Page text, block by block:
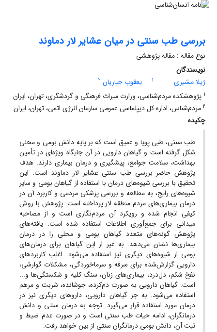
بررسی طب سنتی در میان عشایر لار دماوند
نوع مقاله : مقاله پژوهشی
نویسندگان
ژیلا مشیری
1 یعقوب جباریان 2
1 پژوهشکده مردم‌شناسی، وزارت میراث فرهنگی و گردشگری، تهران، ایران
2 مردم‌شناس، اداره کل دیپلماسی عمومی سازمان انرژی اتمی، تهران، ایران
چکیده
طب سنتی، طبی پویا و عمیق است که بر پایه دانش بومی و محلی
شکل گرفته است و گیاهان دارویی در آن جایگاه ویژه‌ای در تأمین
بهداشت، سلامت جوامع، پیشگیری و درمان بیماری دارند. هدف
پژوهش حاضر بررسی طب سنتی عشایر لار دماوند است. این
تحقیق با بررسی شیوه‌های درمان با استفاده از گیاهان بومی و سایر
شیوه‌های رایج، به مطالعه و بررسی پزشکی مردمی و کاربرد آن در
درمان بیماری‌های مردم منطقه لار پرداخته است. پژوهش با روش
کیفی انجام شده و رویکرد آن مردم‌نگاری است و از مصاحبه
میدانی برای جمع‌آوری اطلاعات استفاده شده است. یافته‌های
پژوهش گونه‌های متعدد گیاهان بومی و محلی را در درمان
بیماری‌ها نشان می‌دهد. به غیر از این گیاهان برای درمان‌های
بومی از شیوه‌های دیگری نیز استفاده می‌شود. اغلب کاربردهای
دارویی گزارش‌شده برای سرفه و سرماخوردگی، مشکلات گوارشی،
نفخ شکم، دل‌درد، بیماری‌های زنان، سنگ کلیه و شکستگی‌ها و...
است. گیاهان دارویی به صورت دم‌کرده، جوشانده، شربت و مرهم
استفاده می‌شود. به جز گیاهان دارویی، داروهای دیگری نیز در
درمان مورد استفاده قرار می‌گیرد. توجه به درمان سنتی و دانش
درمانگران، ادامه حیات طب سنتی است و در صورت عدم ضبط و
ثبت آن، دانش بومی درمانگران سنتی از بین خواهد رفت.